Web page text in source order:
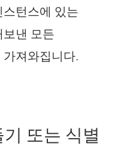
턴스에 있는
낸 모든
져와집니다.
또는 식별